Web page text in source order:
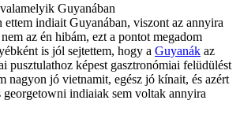
Guyanában
ettem indiait Guyanában, viszont az annyira
az én hibám, ezt a pontot megadom
is jól sejtettem, hogy a Guyanák az
pusztulathoz képest gasztronómiai felüdülést
nagyon jó vietnamit, egész jó kínait, és azért
georgetowni indiaiak sem voltak annyira